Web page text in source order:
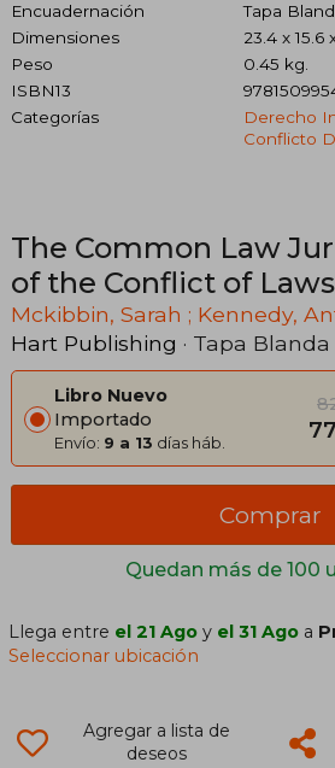
Encuadernación
Tapa
Dimensiones
23.4 x 15.6
Peso
0.45 kg.
ISBN13
Categorías
Derecho
Conflicto
The Common Law
of the Conflict of
Mckibbin, Sarah ; Kennedy,
Hart Publishing · Tapa Blanda
Libro Nuevo
Importado
Envío: 9 a 13 días háb.
Quedan más de 100
Comprar
Llega entre el 21 Ago y el 31 Ago a
Seleccionar ubicación
Agregar a lista de
deseos